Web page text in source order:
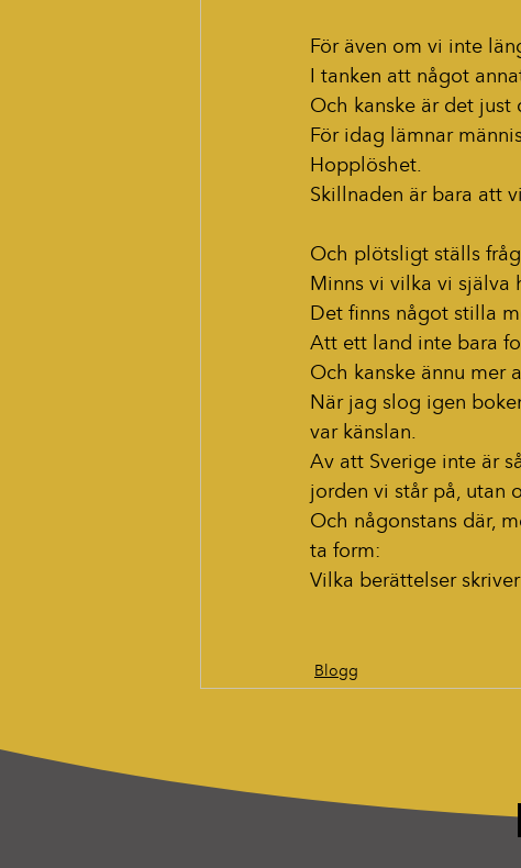
För även om vi inte
I tanken att något
Och kanske är det just
För idag lämnar
Hopplöshet.
Skillnaden är bara att
Och plötsligt ställs
Minns vi vilka vi själva
Det finns något stilla
Att ett land inte bara
Och kanske ännu mer
När jag slog igen
var känslan.
Av att Sverige inte är
jorden vi står på, utan
Och någonstans där,
ta form:
Vilka berättelser
Blogg